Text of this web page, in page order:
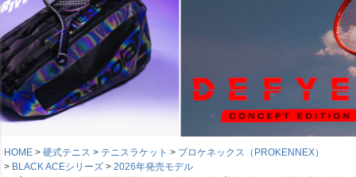
HOME 硬式テニス テニスラケット
プロケネックス（PROKENNEX）
BLACK ACEシリーズ
2026年発売モデル